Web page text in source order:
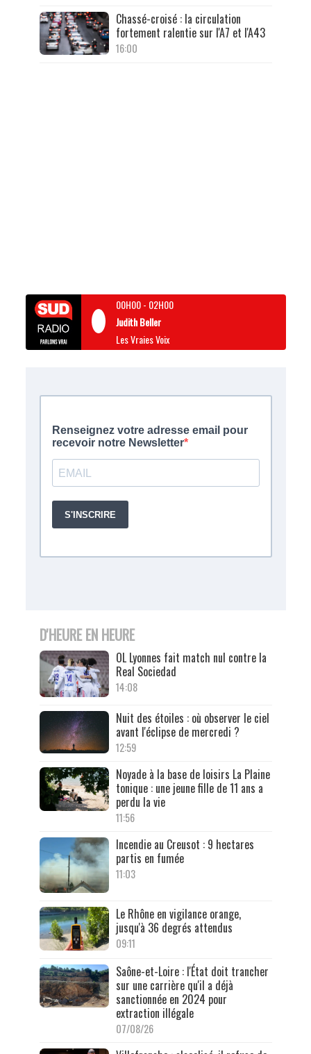
Chassé-croisé : la circulation
fortement ralentie sur l'A7 et l'A43
16:00
00H00- 02H00
Judith Beller
Les Vraies Voix
D'HEURE EN HEURE
OL Lyonnes fait match nul contre la
Real Sociedad
14:08
Nuit des étoiles : où observer le ciel
avant l'éclipse de mercredi ?
12:59
Noyade à la base de loisirs La Plaine
tonique : une jeune fille de 11 ans a
perdu la vie
11:56
Incendie au Creusot : 9 hectares
partis en fumée
11:03
Le Rhône en vigilance orange,
jusqu'à 36 degrés attendus
09:11
Saône-et-Loire : l'État doit trancher
sur une carrière qu'il a déjà
sanctionnée en 2024 pour
extraction illégale
07/08/26